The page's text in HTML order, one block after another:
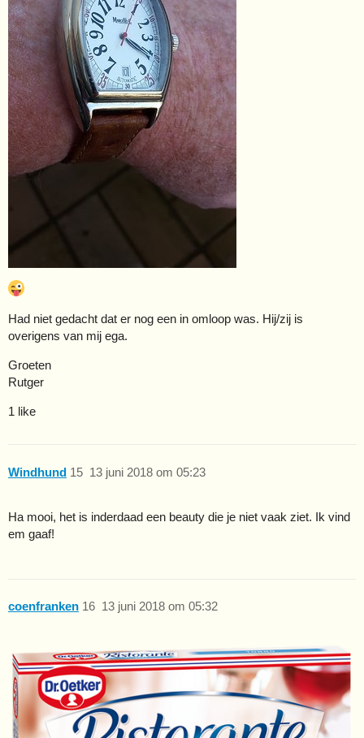
Had niet gedacht dat er nog een in omloop was. Hij/zij is
overigens van mij ega.
Groeten
Rutger
1 like
Windhund 13 juni 2018 om 05:23
15
Ha mooi, het is inderdaad een beauty die je niet vaak ziet. Ik vind
em gaaf!
coenfranken 13 juni 2018 om 05:32
16